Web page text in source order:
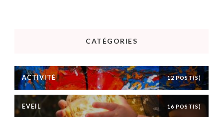
CATÉGORIES
ACTIVITÉ 12 POST(S)
EVEIL 16 POST(S)